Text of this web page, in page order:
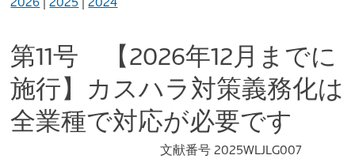
第11号 【2026年12月までに
施行】カスハラ対策義務化は
全業種で対応が必要です
文献番号 2025WLJLG007